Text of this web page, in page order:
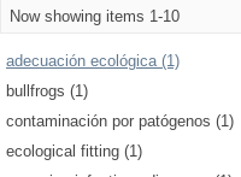
Now showing items 1-10
adecuación ecológica (1)
bullfrogs (1)
contaminación por patógenos (1)
ecological fitting (1)